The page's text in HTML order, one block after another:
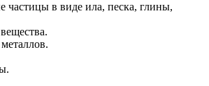
частицы в виде ила, песка, глины,